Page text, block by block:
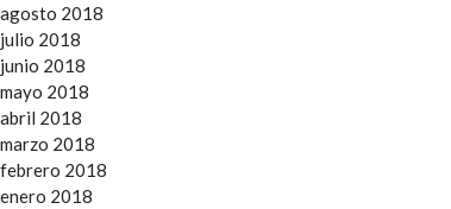
agosto 2018
julio 2018
junio 2018
mayo 2018
abril 2018
marzo 2018
febrero 2018
enero 2018